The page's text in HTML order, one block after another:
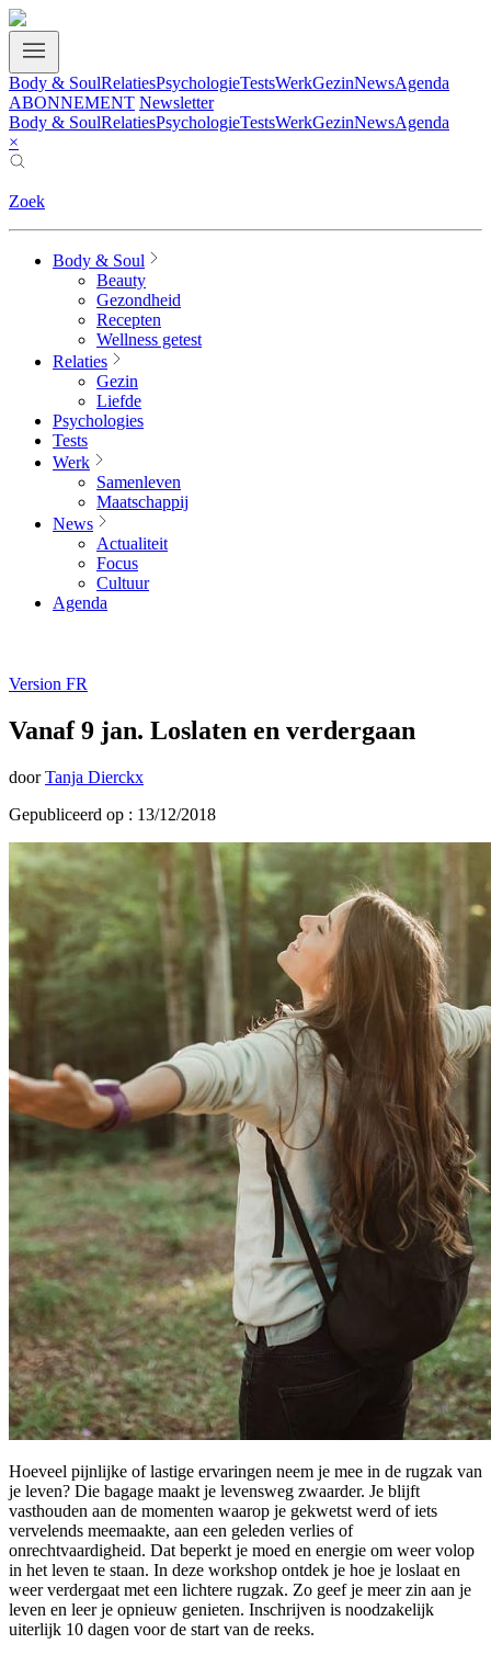
Body & SoulRelatiesPsychologieTestsWerkGezinNewsAgenda
ABONNEMENT Newsletter
Body & SoulRelatiesPsychologieTestsWerkGezinNewsAgenda
×
Zoek
Body & Soul
Beauty
Gezondheid
Recepten
Wellness getest
Relaties
Gezin
Liefde
Psychologies
Tests
Werk
Samenleven
Maatschappij
News
Actualiteit
Focus
Cultuur
Agenda
Version FR
Vanaf 9 jan. Loslaten en verdergaan
door Tanja Dierckx
Gepubliceerd op : 13/12/2018
Hoeveel pijnlijke of lastige ervaringen neem je mee in de rugzak van
je leven? Die bagage maakt je levensweg zwaarder. Je blijft
vasthouden aan de momenten waarop je gekwetst werd of iets
vervelends meemaakte, aan een geleden verlies of
onrechtvaardigheid. Dat beperkt je moed en energie om weer volop
in het leven te staan. In deze workshop ontdek je hoe je loslaat en
weer verdergaat met een lichtere rugzak. Zo geef je meer zin aan je
leven en leer je opnieuw genieten. Inschrijven is noodzakelijk
uiterlijk 10 dagen voor de start van de reeks.